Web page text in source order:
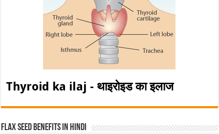
Thyroid ka ilaj - थाइरोइड का इलाज
Flax Seed Benefits in hindi